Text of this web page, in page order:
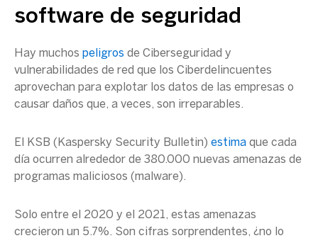
software de seguridad
Hay muchos peligros de Ciberseguridad y
vulnerabilidades de red que los Ciberdelincuentes
aprovechan para explotar los datos de las empresas o
causar daños que, a veces, son irreparables.
El KSB ( Kaspersky Security Bulletin) estima que cada
día ocurren alrededor de 380.000 nuevas amenazas de
programas maliciosos (malware).
Solo entre el 2020 y el 2021, estas amenazas
crecieron un 5.7%. Son cifras sorprendentes, ¿no lo